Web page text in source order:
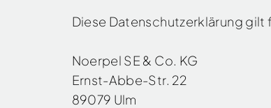
Diese Datenschutzerklärung
Noerpel SE & Co. KG
Ernst-Abbe-Str. 22
89079 Ulm